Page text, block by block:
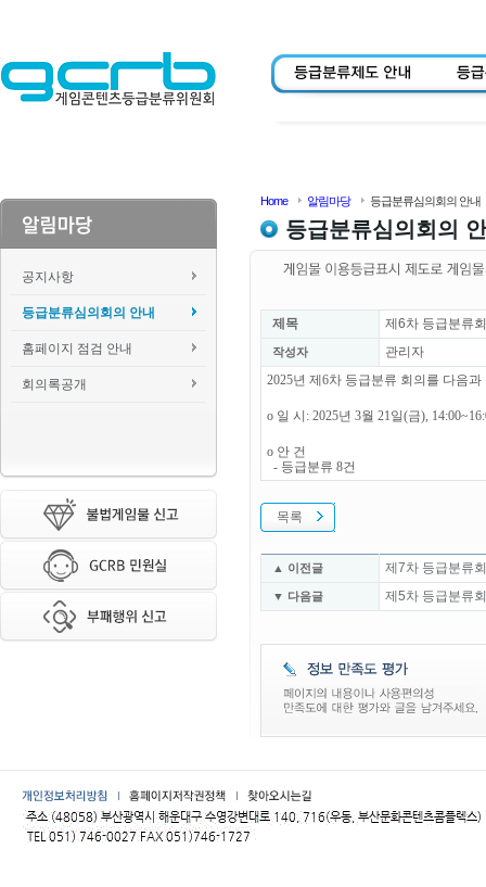
공지사항
등급분류심의회의 안내
홈페이지 점검 안내
회의록공개
Home 알림마당 등급분류심의회의 안내
등급분류심의회의
제목 제6차 등급분류
작성자
관리자
2025년 제6차 등급분류 회의를 다음
o 일 시: 2025년 3월 21일(금),
o 안 건
- 등급분류 8건
목록
▲ 이전글 제7차 등급분류
▼ 다음글 제5차 등급분류